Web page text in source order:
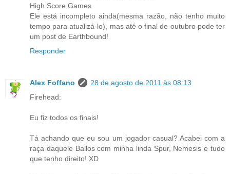
High Score Games
Ele está incompleto ainda(mesma razão, não tenho muito
tempo para atualizá-lo), mas até o final de outubro pode ter
um post de Earthbound!
Responder
Alex Foffano
28 de agosto de 2011 às 08:13
Firehead:
Eu fiz todos os finais!
Tá achando que eu sou um jogador casual? Acabei com a
raça daquele Ballos com minha linda Spur, Nemesis e tudo
que tenho direito! XD